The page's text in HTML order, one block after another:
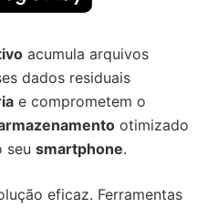
acumula arquivos
dados residuais
e comprometem o
otimizado
seu smartphone.
eficaz. Ferramentas